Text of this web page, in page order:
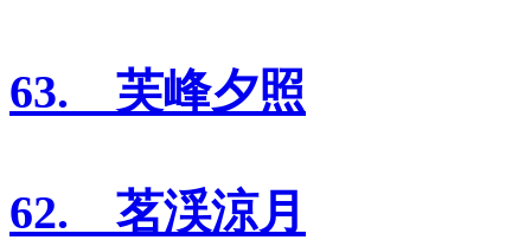
63. 芙峰夕照
62. 茗渓涼月